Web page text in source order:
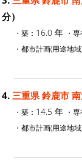
分）
・築： 16.0 年 ・
・都市計画(用途地域
4. 三重県 鈴鹿市
・築： 14.5 年 ・
・都市計画(用途地域